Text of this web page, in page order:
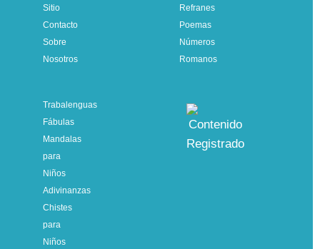
Sitio
Contacto
Sobre
Nosotros
Refranes
Poemas
Números
Romanos
Trabalenguas
Fábulas
Mandalas
para
Niños
Adivinanzas
Chistes
para
Niños